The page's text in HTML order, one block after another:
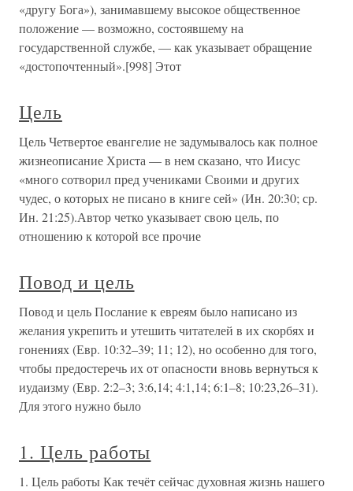
«другу Бога»), занимавшему высокое общественное
положение — возможно, состоявшему на
государственной службе, — как указывает обращение
«достопочтенный».[998] Этот
Цель
Цель Четвертое евангелие не задумывалось как полное
жизнеописание Христа — в нем сказано, что Иисус
«много сотворил пред учениками Своими и других
чудес, о которых не писано в книге сей» (Ин. 20:30; ср.
Ин. 21:25).Автор четко указывает свою цель, по
отношению к которой все прочие
Повод и цель
Повод и цель Послание к евреям было написано из
желания укрепить и утешить читателей в их скорбях и
гонениях (Евр. 10:32–39; 11; 12), но особенно для того,
чтобы предостеречь их от опасности вновь вернуться к
иудаизму (Евр. 2:2–3; 3:6,14; 4:1,14; 6:1–8; 10:23,26–31).
Для этого нужно было
1. Цель работы
1. Цель работы Как течёт сейчас духовная жизнь нашего